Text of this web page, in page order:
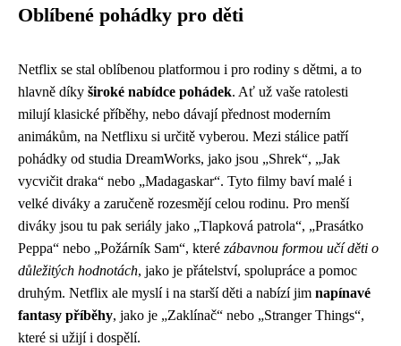
Oblíbené pohádky pro děti
Netflix se stal oblíbenou platformou i pro rodiny s dětmi, a to
hlavně díky široké nabídce pohádek. Ať už vaše ratolesti
milují klasické příběhy, nebo dávají přednost moderním
animákům, na Netflixu si určitě vyberou. Mezi stálice patří
pohádky od studia DreamWorks, jako jsou „Shrek“, „Jak
vycvičit draka“ nebo „Madagaskar“. Tyto filmy baví malé i
velké diváky a zaručeně rozesmějí celou rodinu. Pro menší
diváky jsou tu pak seriály jako „Tlapková patrola“, „Prasátko
Peppa“ nebo „Požárník Sam“, které zábavnou formou učí děti o
důležitých hodnotách, jako je přátelství, spolupráce a pomoc
druhým. Netflix ale myslí i na starší děti a nabízí jim napínavé
fantasy příběhy, jako je „Zaklínač“ nebo „Stranger Things“,
které si užijí i dospělí.